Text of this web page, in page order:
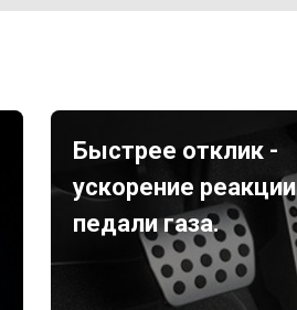
Быстрее отклик -
ускорение реакции
педали газа.